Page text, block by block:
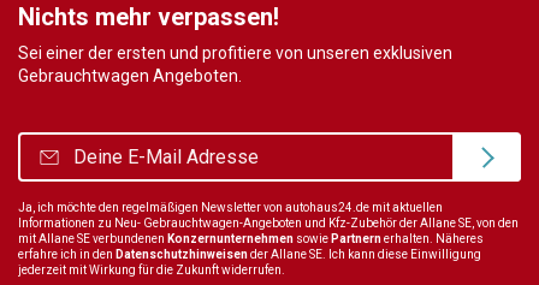
Nichts mehr verpassen!
Sei einer der ersten und profitiere von unseren exklusiven
Gebrauchtwagen Angeboten.
Ja, ich möchte den regelmäßigen Newsletter von autohaus24.de mit aktuellen
Informationen zu Neu- Gebrauchtwagen-Angeboten und Kfz-Zubehör der Allane SE, von den
mit Allane SE verbundenen Konzernunternehmen sowie Partnernerhalten. Näheres
erfahre ich in den Datenschutzhinweisender Allane SE. Ich kann diese Einwilligung
jederzeit mit Wirkung für die Zukunft widerrufen.